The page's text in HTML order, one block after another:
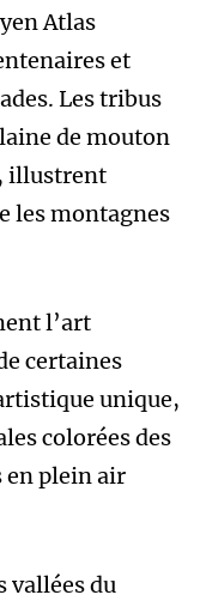
Atlas
et
Les tribus
de mouton
illustrent
les montagnes
l’art
certaines
unique,
colorées des
en plein air
vallées du